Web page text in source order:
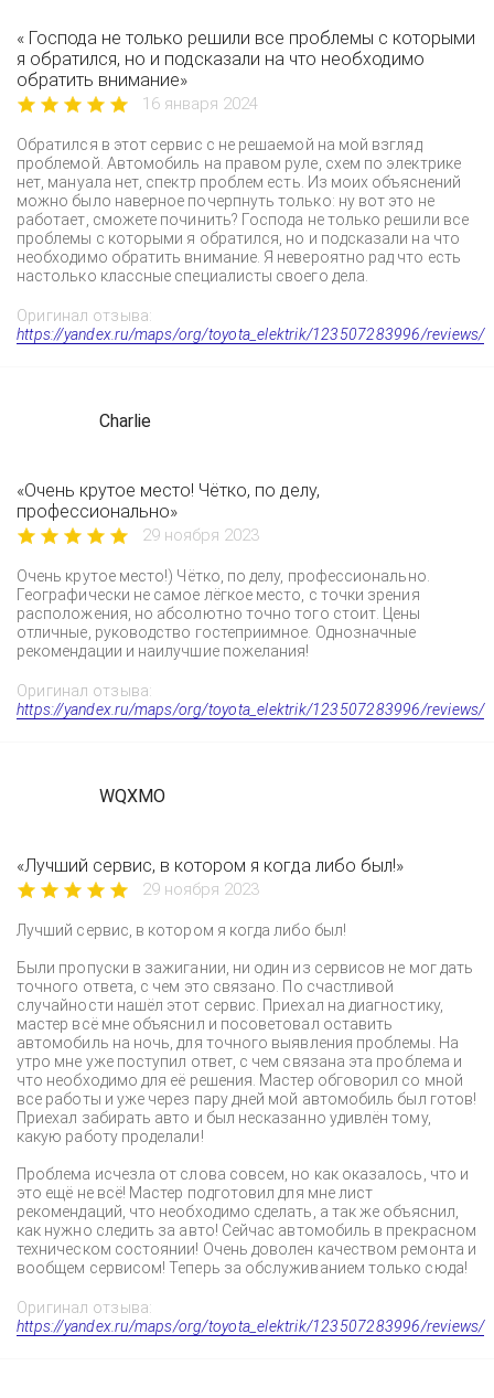
« Господа не только решили все проблемы с которыми
я обратился, но и подсказали на что необходимо
обратить внимание»
16 января 2024
Обратился в этот сервис с не решаемой на мой взгляд
проблемой. Автомобиль на правом руле, схем по электрике
нет, мануала нет, спектр проблем есть. Из моих объяснений
можно было наверное почерпнуть только: ну вот это не
работает, сможете починить? Господа не только решили все
проблемы с которыми я обратился, но и подсказали на что
необходимо обратить внимание. Я невероятно рад что есть
настолько классные специалисты своего дела.
Оригинал отзыва:
https://yandex.ru/maps/org/toyota_elektrik/123507283996/reviews/
Charlie
«Очень крутое место! Чётко, по делу,
профессионально»
29 ноября 2023
Очень крутое место!) Чётко, по делу, профессионально.
Географически не самое лёгкое место, с точки зрения
расположения, но абсолютно точно того стоит. Цены
отличные, руководство гостеприимное. Однозначные
рекомендации и наилучшие пожелания!
Оригинал отзыва:
https://yandex.ru/maps/org/toyota_elektrik/123507283996/reviews/
WQXMO
«Лучший сервис, в котором я когда либо был!»
29 ноября 2023
Лучший сервис, в котором я когда либо был!
Были пропуски в зажигании, ни один из сервисов не мог дать
точного ответа, с чем это связано. По счастливой
случайности нашёл этот сервис. Приехал на диагностику,
мастер всё мне объяснил и посоветовал оставить
автомобиль на ночь, для точного выявления проблемы. На
утро мне уже поступил ответ, с чем связана эта проблема и
что необходимо для её решения. Мастер обговорил со мной
все работы и уже через пару дней мой автомобиль был готов!
Приехал забирать авто и был несказанно удивлён тому,
какую работу проделали!
Проблема исчезла от слова совсем, но как оказалось, что и
это ещё не всё! Мастер подготовил для мне лист
рекомендаций, что необходимо сделать, а так же объяснил,
как нужно следить за авто! Сейчас автомобиль в прекрасном
техническом состоянии! Очень доволен качеством ремонта и
вообщем сервисом! Теперь за обслуживанием только сюда!
Оригинал отзыва:
https://yandex.ru/maps/org/toyota_elektrik/123507283996/reviews/